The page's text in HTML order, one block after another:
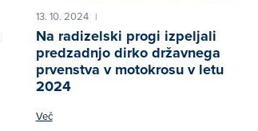
13. 10. 2024 |
Na radizelski progi izpeljali
predzadnjo dirko državnega
prvenstva v motokrosu v letu
2024
Več